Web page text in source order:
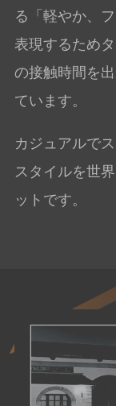
る「軽やか、
表現するため
の接触時間を
ています。
カジュアルで
スタイルを世
ットです。